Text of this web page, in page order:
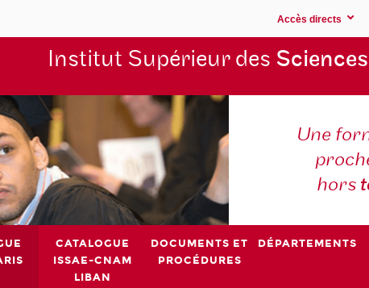
Accès directs
Institut Supérieur des
Une
hors
CATALOGUE
ISSAE-CNAM
LIBAN
DOCUMENTS ET
PROCÉDURES
DÉPARTEMENTS